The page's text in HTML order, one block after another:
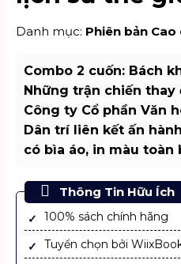
trận chiến
Danh mục: Phiên bản Cao
Combo 2 cuốn: Bách
Những trận chiến thay
Công ty Cổ phần Văn
Dân trí liên kết ấn
có bìa áo, in màu toàn
Thông Tin Hữu Ích
100% sách chính hãng
Tuyển chọn bởi